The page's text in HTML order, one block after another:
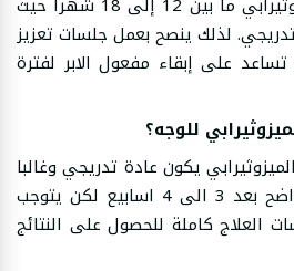
لذلك ينصح بعمل جلسات تعزيز
حيث تساعد على إبقاء مفعول الابر لفترة
للوجه؟
يكون عادة تدريجي وغالبا
ما تظهر النتائج بشكل واضح بعد 3 الى 4 اسابيع لكن يتوجب
العلاج كاملة للحصول على النتائج